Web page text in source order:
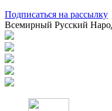
Подписаться на рассылку
Всемирный Русский